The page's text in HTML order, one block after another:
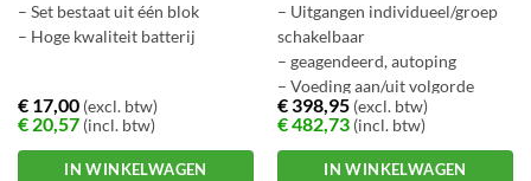
– Set bestaat uit één blok
– Hoge kwaliteit batterij
€17,00(excl. btw)
€20,57(incl. btw)
IN WINKELWAGEN
– Uitgangen individueel/groep
schakelbaar
– geagendeerd, autoping
– Voeding aan/uit volgorde
definieerbaar
– Meldingen via E-mail, trap en
hoorbaar signaal
€398,95(excl. btw)
€482,73(incl. btw)
IN WINKELWAGEN